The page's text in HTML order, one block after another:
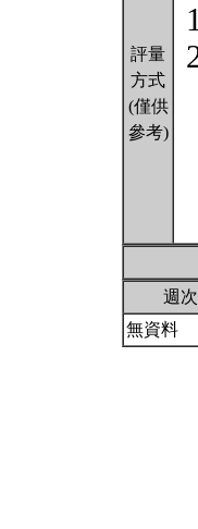
評量
方式
(僅供
參考)
週次
無資料